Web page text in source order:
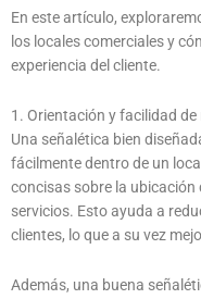
En este artículo,
los locales comerciales y
experiencia del cliente.
1. Orientación y facilidad de
Una señalética bien
fácilmente dentro de un
concisas sobre la
servicios. Esto ayuda a
clientes, lo que a su vez
Además, una buena